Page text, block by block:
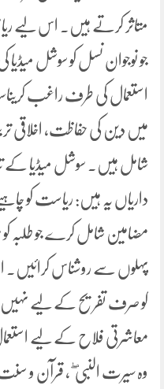
متاثر کرتے ہیں۔ اس لیے
جو نوجوان نسل کو سوشل
استعمال کی طرف راغب
میں دین کی حفاظت، اخلاقی
شامل ہیں۔ سوشل میڈیا کے
داریاں یہ ہیں: ریاست کو
مضامین شامل کرے جو طلبہ
پہلوں سے روشناس کرائیں۔
کو صرف تفریح کے لیے نہیں
معاشرتی فلاح کے لیے
وہ سیرت النبی ۖ، قرآن و سنت